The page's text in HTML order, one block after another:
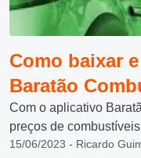
Como baixar
Baratão
Com o aplicativo
preços de
15/06/2023 - Ricardo